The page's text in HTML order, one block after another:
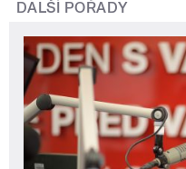
DALŠÍ POŘADY